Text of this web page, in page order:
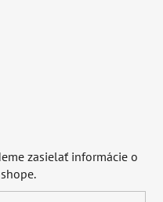
zasielať informácie o